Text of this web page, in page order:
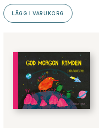
LÄGG I VARUKORG